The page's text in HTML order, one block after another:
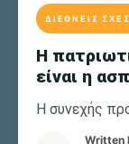
ΔΙΕΘΝΕΙΣ
Η
είναι η
Η συνεχής
Written